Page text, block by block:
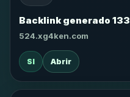
Backlink generado 133
524.xg4ken.com
SI Abrir